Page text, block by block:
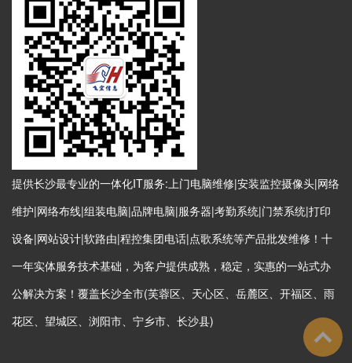
提供长沙最专业的一体化IT服务:上门电脑维修|安装监控摄像头|网络
维护|网络布线|组装电脑|品牌电脑|服务器|考勤系统|门禁系统|打印
设备|网站设计|软路由|程控集团电话|点歌系统等产品批发维修！十
一年实体服务技术基础，为客户提供成熟，稳定，实惠的一站式办
公解决方案！覆盖长沙全市(芙蓉区、天心区、岳麓区、开福区、雨
花区、望城区、浏阳市、宁乡市、长沙县)